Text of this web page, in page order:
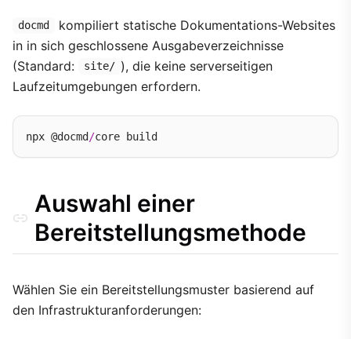
docmd
kompiliert statische Dokumentations-Websites
in in sich geschlossene Ausgabeverzeichnisse
(Standard:
site/ ), die keine serverseitigen
Laufzeitumgebungen erfordern.
npx @docmd /
Auswahl einer
Bereitstellungsmethode
Wählen Sie ein Bereitstellungsmuster basierend auf
den Infrastrukturanforderungen:
GitHub Action
Deployer-Tool
Unterstützte Hosting-Plattformen
Produktions-Checkliste